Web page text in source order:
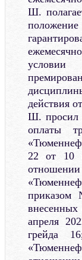
Ш.
условии
действия
Ш. просил
оплаты
22 от 10
приказом
апреля
грейда